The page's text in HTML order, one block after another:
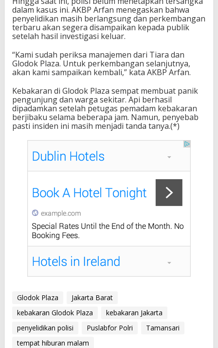
dalam kasus ini. AKBP Arfan menegaskan bahwa
penyelidikan masih berlangsung dan perkembangan
terbaru akan segera disampaikan kepada publik
setelah hasil investigasi keluar.
“Kami sudah periksa manajemen dari Tiara dan
Glodok Plaza. Untuk perkembangan selanjutnya,
akan kami sampaikan kembali,” kata AKBP Arfan.
Kebakaran di Glodok Plaza sempat membuat panik
pengunjung dan warga sekitar. Api berhasil
dipadamkan setelah petugas pemadam kebakaran
berjibaku selama beberapa jam. Namun, penyebab
pasti insiden ini masih menjadi tanda tanya.(*)
Glodok Plaza
Jakarta Barat
kebakaran Glodok Plaza
kebakaran Jakarta
penyelidikan polisi
Puslabfor Polri
Tamansari
tempat hiburan malam